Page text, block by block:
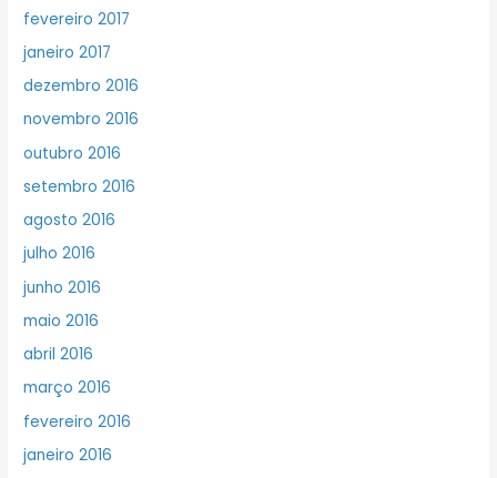
fevereiro 2017
janeiro 2017
dezembro 2016
novembro 2016
outubro 2016
setembro 2016
agosto 2016
julho 2016
junho 2016
maio 2016
abril 2016
março 2016
fevereiro 2016
janeiro 2016